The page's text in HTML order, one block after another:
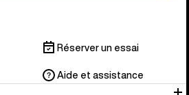
Réserver un essai
Aide et assistance